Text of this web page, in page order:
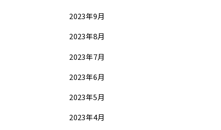
2023年9月
2023年8月
2023年7月
2023年6月
2023年5月
2023年4月